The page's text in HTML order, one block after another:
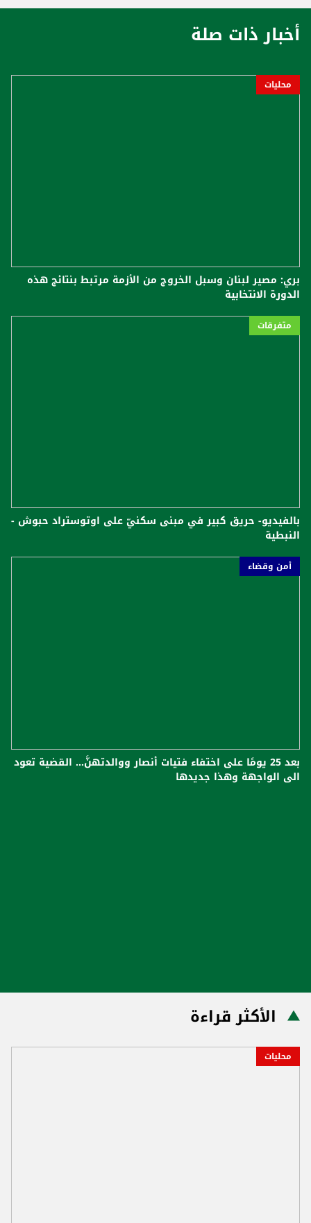
أخبار ذات صلة
محليات
بري: مصير لبنان وسبل الخروج من الأزمة مرتبط بنتائج هذه
الدورة الانتخابية
متفرقات
بالفيديو- حريق كبير في مبنى سكنيّ على اوتوستراد حبوش -
النبطية
أمن وقضاء
بعد 25 يومًا على اختفاء فتيات أنصار ووالدتهنَّ… القضية تعود
الى الواجهة وهذا جديدها
الأكثر قراءة
محليات